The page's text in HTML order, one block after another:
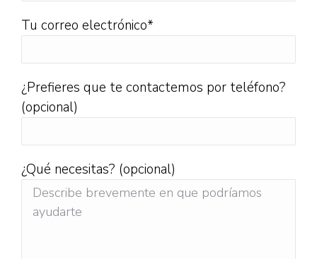
Tu correo electrónico*
¿Prefieres que te contactemos por teléfono?
(opcional)
¿Qué necesitas? (opcional)